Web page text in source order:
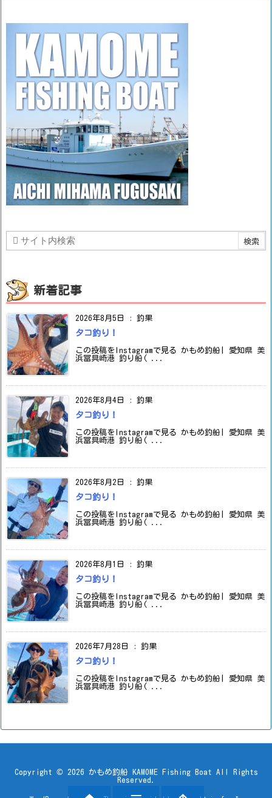
新着記事
2026年8月5日 : 釣果
タコ釣り！
この投稿をInstagramで見る かもめ釣船| 愛知県 美
浜冨具崎港 釣り船( ...
2026年8月4日 : 釣果
タコ釣り！
この投稿をInstagramで見る かもめ釣船| 愛知県 美
浜冨具崎港 釣り船( ...
2026年8月2日 : 釣果
タコ釣り！
この投稿をInstagramで見る かもめ釣船| 愛知県 美
浜冨具崎港 釣り船( ...
2026年8月1日 : 釣果
タコ釣り！
この投稿をInstagramで見る かもめ釣船| 愛知県 美
浜冨具崎港 釣り船( ...
2026年7月28日 : 釣果
タコ釣り！
この投稿をInstagramで見る かもめ釣船| 愛知県 美
浜冨具崎港 釣り船( ...
Copyright © 2026 かもめ釣船 KAMOME Fishing Boat All Rights
Reserved.